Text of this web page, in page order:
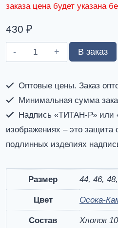
заказа цена будет указана
430 ₽
Количество
товара
камуфляж.
Короткий
рукав.
Кулирка
100%
(Осока-
Камыш)
В заказ
Оптовые цены. Заказ
Минимальная сумма
Надпись «ТИТАН-Р» или
изображениях – это защита
подлинных изделиях
Размер 44, 46,
Цвет Осока-
Состав Хлопок